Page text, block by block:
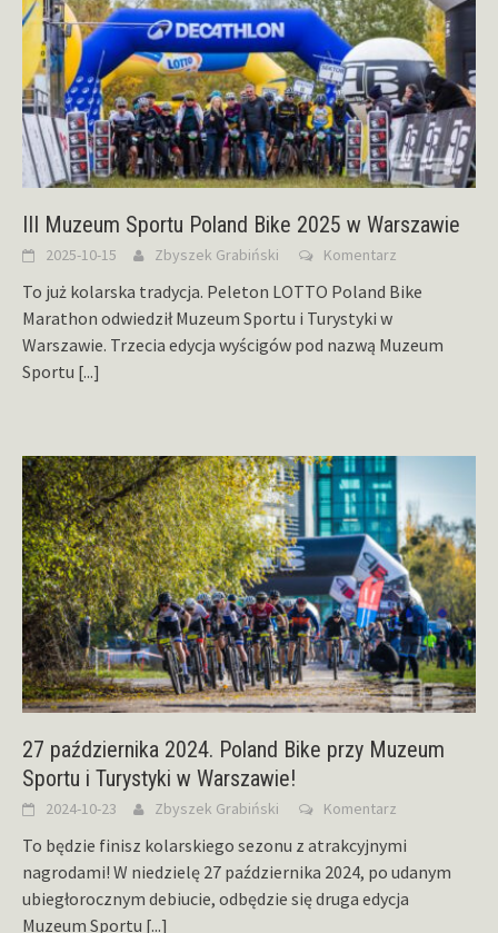
III Muzeum Sportu Poland Bike 2025 w Warszawie
2025-10-15 Zbyszek Grabiński Komentarz
To już kolarska tradycja. Peleton LOTTO Poland Bike
Marathon odwiedził Muzeum Sportu i Turystyki w
Warszawie. Trzecia edycja wyścigów pod nazwą Muzeum
Sportu [...]
27 października 2024. Poland Bike przy Muzeum
Sportu i Turystyki w Warszawie!
2024-10-23 Zbyszek Grabiński Komentarz
To będzie finisz kolarskiego sezonu z atrakcyjnymi
nagrodami! W niedzielę 27 października 2024, po udanym
ubiegłorocznym debiucie, odbędzie się druga edycja
Muzeum Sportu [...]